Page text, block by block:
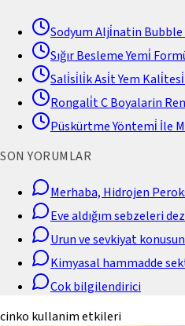
Sodyum Alji̇natin
Sığır Besleme Yemi̇
Sali̇si̇li̇k Asi̇t Yem
Rongali̇t C Boyalarin
Püskürtme Yöntemi̇ İle
SON YORUMLAR
Merhaba, Hidrojen
Eve aldığım sebzeleri
Urun ve sevkiyat
Kimyasal hammadde
Cok bilgilendirici
cinko kullanim etkileri